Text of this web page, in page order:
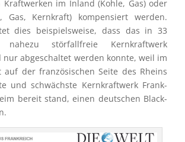
Kraft­wer­ken im Inland (Kohle, Gas) oder
Gas, Kernkraft) kompen­siert werden.
dies beispiels­weise, dass das in 33
nahezu störfall­freie Kernkraft­werk
nur abgeschal­tet werden konnte, weil im
auf der franzö­si­schen Seite des Rheins
und schwächste Kernkraft­werk Frank­
bereit stand, einen deutschen Black­